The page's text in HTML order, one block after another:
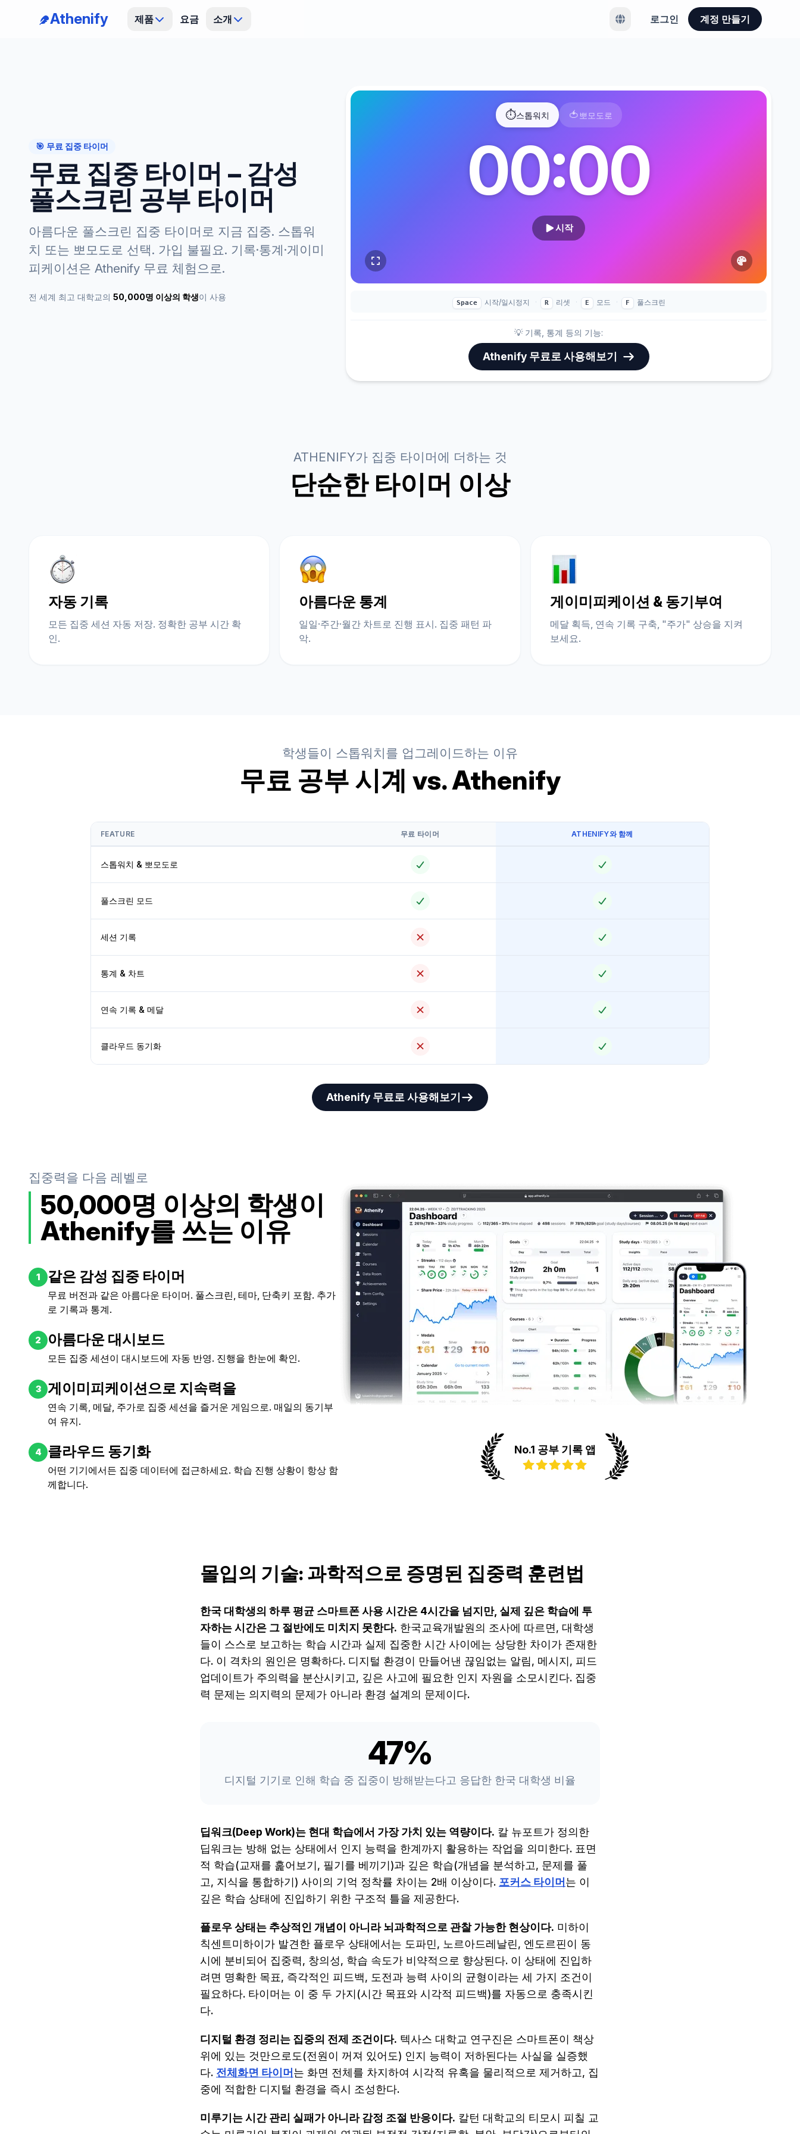
Athenify 제품 요금 소개 로그인 계정 만들기
🎯 무료 집중 타이머
무료 집중 타이머 – 감성
풀스크린 공부 타이머
아름다운 풀스크린 집중 타이머로 지금 집중. 스톱워
치 또는 뽀모도로 선택. 가입 불필요. 기록·통계·게이미
피케이션은 Athenify 무료 체험으로.
전 세계 최고 대학교의 50,000명 이상의 학생이 사용
⏱️스톱워치 🍅 뽀모도로
00:00
시작
Space 시작/일시정지 · R 리셋 · E 모드 · F 풀스크린
💡 기록, 통계 등의 기능:
Athenify 무료로 사용해보기
ATHENIFY가 집중 타이머에 더하는 것
단순한 타이머 이상
자동 기록
모든 집중 세션 자동 저장. 정확한 공부 시간 확
인.
아름다운 통계
일일·주간·월간 차트로 진행 표시. 집중 패턴 파
악.
게이미피케이션 & 동기부여
메달 획득, 연속 기록 구축, "주가" 상승을 지켜
보세요.
학생들이 스톱워치를 업그레이드하는 이유
무료 공부 시계 vs. Athenify
FEATURE 무료 타이머 ATHENIFY와 함께
스톱워치 & 뽀모도로
풀스크린 모드
세션 기록
통계 & 차트
연속 기록 & 메달
클라우드 동기화
Athenify 무료로 사용해보기
집중력을 다음 레벨로
50,000명 이상의 학생이
Athenify를 쓰는 이유
1 같은 감성 집중 타이머
무료 버전과 같은 아름다운 타이머. 풀스크린, 테마, 단축키 포함. 추가
로 기록과 통계.
2 아름다운 대시보드
모든 집중 세션이 대시보드에 자동 반영. 진행을 한눈에 확인.
3 게이미피케이션으로 지속력을
연속 기록, 메달, 주가로 집중 세션을 즐거운 게임으로. 매일의 동기부
여 유지.
4 클라우드 동기화
어떤 기기에서든 집중 데이터에 접근하세요. 학습 진행 상황이 항상 함
께합니다.
No.1 공부 기록 앱
몰입의 기술: 과학적으로 증명된 집중력 훈련법
한국 대학생의 하루 평균 스마트폰 사용 시간은 4시간을 넘지만, 실제 깊은 학습에 투
자하는 시간은 그 절반에도 미치지 못한다. 한국교육개발원의 조사에 따르면, 대학생
들이 스스로 보고하는 학습 시간과 실제 집중한 시간 사이에는 상당한 차이가 존재한
다. 이 격차의 원인은 명확하다. 디지털 환경이 만들어낸 끊임없는 알림, 메시지, 피드
업데이트가 주의력을 분산시키고, 깊은 사고에 필요한 인지 자원을 소모시킨다. 집중
력 문제는 의지력의 문제가 아니라 환경 설계의 문제이다.
47%
디지털 기기로 인해 학습 중 집중이 방해받는다고 응답한 한국 대학생 비율
딥워크(Deep Work)는 현대 학습에서 가장 가치 있는 역량이다. 칼 뉴포트가 정의한
딥워크는 방해 없는 상태에서 인지 능력을 한계까지 활용하는 작업을 의미한다. 표면
적 학습(교재를 훑어보기, 필기를 베끼기)과 깊은 학습(개념을 분석하고, 문제를 풀
고, 지식을 통합하기) 사이의 기억 정착률 차이는 2배 이상이다. 포커스 타이머 는 이
깊은 학습 상태에 진입하기 위한 구조적 틀을 제공한다.
플로우 상태는 추상적인 개념이 아니라 뇌과학적으로 관찰 가능한 현상이다. 미하이
칙센트미하이가 발견한 플로우 상태에서는 도파민, 노르아드레날린, 엔도르핀이 동
시에 분비되어 집중력, 창의성, 학습 속도가 비약적으로 향상된다. 이 상태에 진입하
려면 명확한 목표, 즉각적인 피드백, 도전과 능력 사이의 균형이라는 세 가지 조건이
필요하다. 타이머는 이 중 두 가지(시간 목표와 시각적 피드백)를 자동으로 충족시킨
다.
디지털 환경 정리는 집중의 전제 조건이다. 텍사스 대학교 연구진은 스마트폰이 책상
위에 있는 것만으로도(전원이 꺼져 있어도) 인지 능력이 저하된다는 사실을 실증했
다. 전체화면 타이머 는 화면 전체를 차지하여 시각적 유혹을 물리적으로 제거하고, 집
중에 적합한 디지털 환경을 즉시 조성한다.
미루기는 시간 관리 실패가 아니라 감정 조절 반응이다. 칼턴 대학교의 티모시 피칠 교